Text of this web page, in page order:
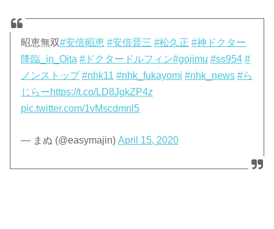
昭恵無双#安倍昭恵 #安倍晋三 #松久正 #神ドクター
降臨_in_Oita #ドクタードルフィン#gojimu #ss954 #
ノンストップ #nhk11 #nhk_fukayomi #nhk_news #ら
じらーhttps://t.co/LD8JgkZP4z
pic.twitter.com/1vMscdmnl5
— まぬ (@easymajin)April 15, 2020